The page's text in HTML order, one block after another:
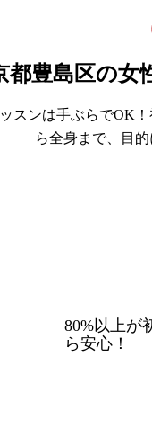
ットヨガ
都豊島区の女
スンは手ぶらで
ら全身まで、目
80%以上が
ら安心！